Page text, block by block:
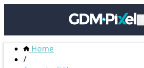
Home
/